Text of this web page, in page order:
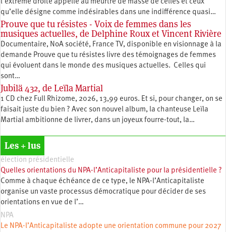
l’extrême droite appelle au meurtre de masse de celles et ceux
qu’elle désigne comme indésirables dans une indifférence quasi…
Prouve que tu résistes - Voix de femmes dans les
musiques actuelles, de Delphine Roux et Vincent Rivière
Documentaire, NoA société, France TV, disponible en visionnage à la
demande Prouve que tu résistes livre des témoignages de femmes
qui évoluent dans le monde des musiques actuelles. Celles qui
sont…
Jubilä 432, de Leïla Martial
1 CD chez Full Rhizome, 2026, 13,99 euros. Et si, pour changer, on se
faisait juste du bien ? Avec son nouvel album, la chanteuse Leïla
Martial ambitionne de livrer, dans un joyeux fourre-tout, la…
Les + lus
élection présidentielle
Quelles orientations du NPA-l’Anticapitaliste pour la présidentielle ?
Comme à chaque échéance de ce type, le NPA-l’Anticapitaliste
organise un vaste processus démocratique pour décider de ses
orientations en vue de l’…
NPA
Le NPA-l’Anticapitaliste adopte une orientation commune pour 2027